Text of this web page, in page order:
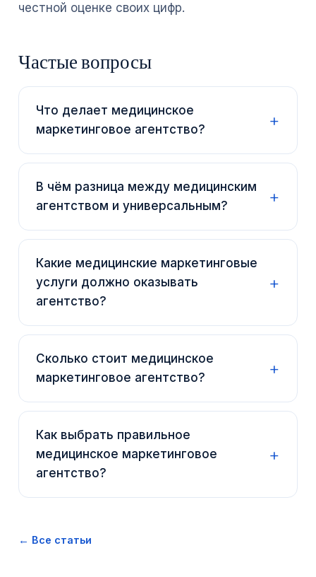
честной оценке своих цифр.
Частые вопросы
Что делает медицинское
маркетинговое агентство?
В чём разница между медицинским
агентством и универсальным?
Какие медицинские маркетинговые
услуги должно оказывать
агентство?
Сколько стоит медицинское
маркетинговое агентство?
Как выбрать правильное
медицинское маркетинговое
агентство?
← Все статьи